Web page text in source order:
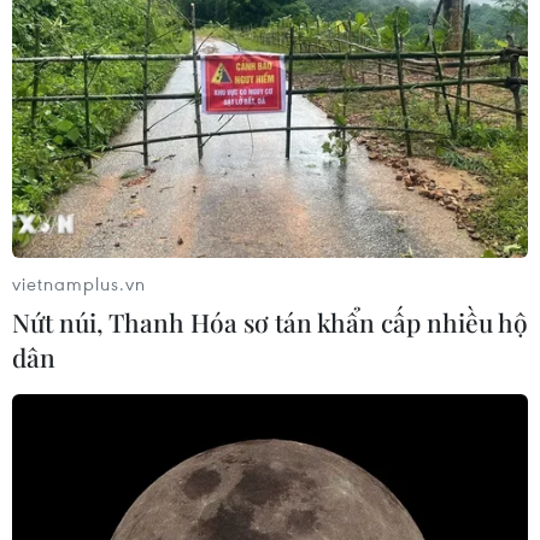
Quân khu 7 đẩy mạnh ứng dụng
khoa học-công nghệ trong tìm kiếm,
quy tập hài cốt liệt sỹ
07/08/2026 08:45
Xem thêm
Tổng Biên tập: TRẦN TIẾN DUẨN
Phó Tổng Biên tập: NGUYỄN THỊ TÁM, KHÚC THANH
vietnamplus.vn
Nứt núi, Thanh Hóa sơ tán khẩn cấp nhiều hộ
dân